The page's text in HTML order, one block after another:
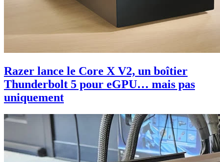
Razer lance le Core X V2, un boîtier
Thunderbolt 5 pour eGPU… mais pas
uniquement